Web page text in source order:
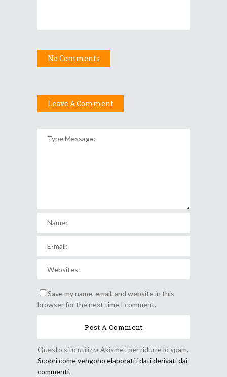
No Comments
Leave A Comment
Save my name, email, and website in this
browser for the next time I comment.
Questo sito utilizza Akismet per ridurre lo spam.
Scopri come vengono elaborati i dati derivati dai
commenti.